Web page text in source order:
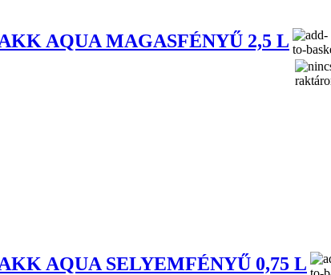
AQUA MAGASFÉNYŰ 2,5 L
AQUA SELYEMFÉNYŰ 0,75 L